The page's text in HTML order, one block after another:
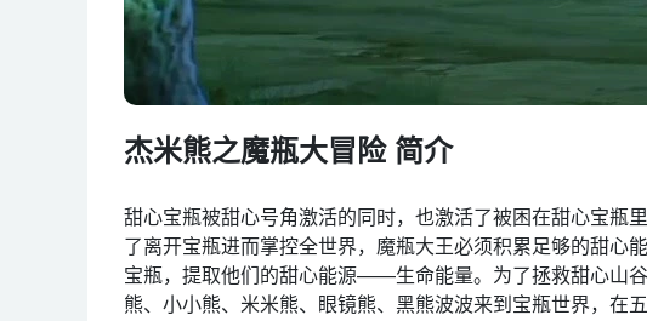
杰米熊之魔瓶大冒险 简介
甜心宝瓶被甜心号角激活的同时，也激活了被困在甜心宝
了离开宝瓶进而掌控全世界，魔瓶大王必须积累足够的甜心
宝瓶，提取他们的甜心能源——生命能量。为了拯救甜心山
熊、小小熊、米米熊、眼镜熊、黑熊波波来到宝瓶世界，在